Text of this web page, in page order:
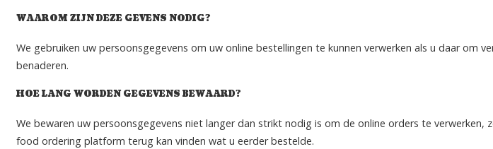
WAAROM ZIJN DEZE GEVENS NODIG?
We gebruiken uw persoonsgegevens om uw online bestellingen te kunnen verwerken als u daar om
benaderen.
HOE LANG WORDEN GEGEVENS BEWAARD?
We bewaren uw persoonsgegevens niet langer dan strikt nodig is om de online orders te
food ordering platform terug kan vinden wat u eerder bestelde.